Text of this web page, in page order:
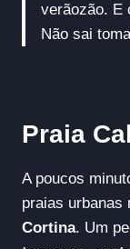
verãozão. E
Não sai
Praia
A poucos
praias urbanas
Cortina. Um